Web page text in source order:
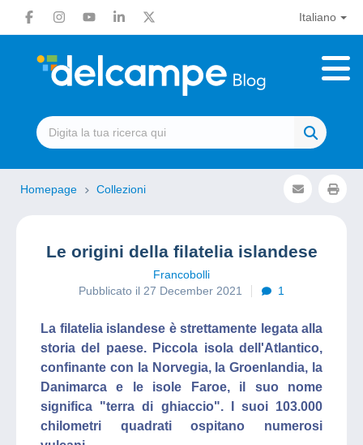
Italiano
Homepage Collezioni
Le origini della filatelia islandese
Francobolli
Pubblicato il 27 December 2021
1
La filatelia islandese è strettamente legata alla
storia del paese. Piccola isola dell'Atlantico,
confinante con la Norvegia, la Groenlandia, la
Danimarca e le isole Faroe, il suo nome
significa "terra di ghiaccio". I suoi 103.000
chilometri quadrati ospitano numerosi